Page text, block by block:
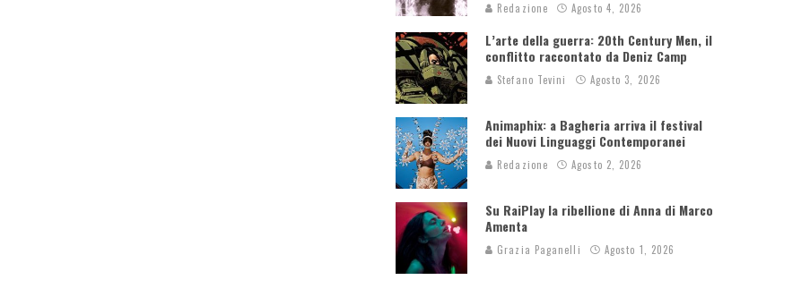
Redazione Agosto 4, 2026
L’arte della guerra: 20th Century Men, il
conflitto raccontato da Deniz Camp
Stefano Tevini Agosto 3, 2026
Animaphix: a Bagheria arriva il festival
dei Nuovi Linguaggi Contemporanei
Redazione Agosto 2, 2026
Su RaiPlay la ribellione di Anna di Marco
Amenta
Grazia Paganelli Agosto 1, 2026